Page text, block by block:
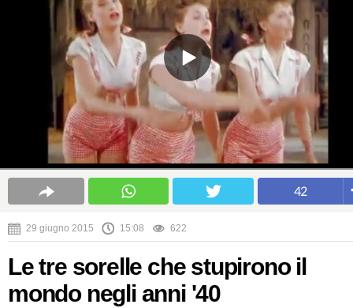
42
29 giugno 2015 15:08 622
Le tre sorelle che stupirono il
mondo negli anni '40